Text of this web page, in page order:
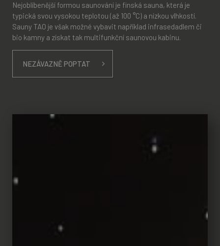
Nejoblíbenější formou saunování je finská sauna, která je
typická svou vysokou teplotou (až 100 °C) a nízkou vlhkostí.
Sauny TAO je však možné vybavit například infrasedadlem či
bio kamny a získat tak multifunkční saunovou kabinu.
NEZÁVAZNĚ POPTAT